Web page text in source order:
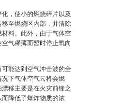
，使小的燃烧碎片以及
至燃烧区内部，并清除
料。此外，由于气体空
气稀薄而暂时停止氧向
能达到空气冲击波的全
下气体空气云将会燃
移主要是在火灾前锋之
降低了爆炸物质的浓